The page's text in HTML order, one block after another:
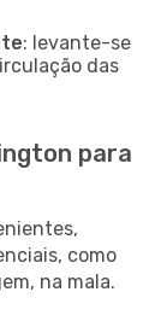
: levante-se
das
para
como
na mala.